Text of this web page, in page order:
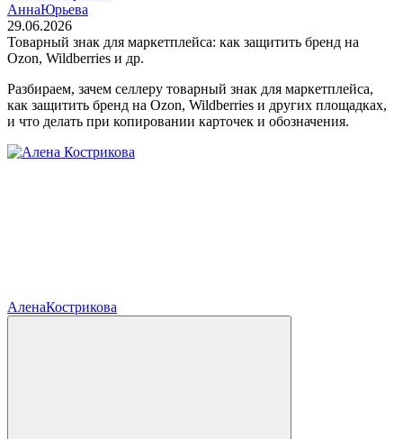
АннаЮрьева
29.06.2026
Товарный знак для маркетплейса: как защитить бренд на
Ozon, Wildberries и др.
Разбираем, зачем селлеру товарный знак для маркетплейса,
как защитить бренд на Ozon, Wildberries и других площадках,
и что делать при копировании карточек и обозначения.
АленаКострикова